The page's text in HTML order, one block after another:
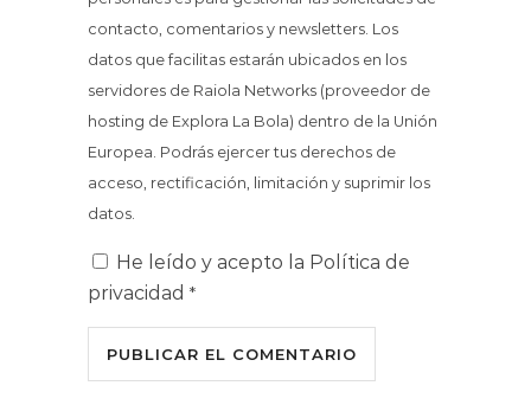
contacto, comentarios y newsletters. Los
datos que facilitas estarán ubicados en los
servidores de Raiola Networks (proveedor de
hosting de Explora La Bola) dentro de la Unión
Europea. Podrás ejercer tus derechos de
acceso, rectificación, limitación y suprimir los
datos.
He leído y acepto la Política de
privacidad *